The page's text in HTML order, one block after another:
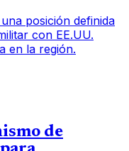
posición definida
con EE.UU.
en la región.
de